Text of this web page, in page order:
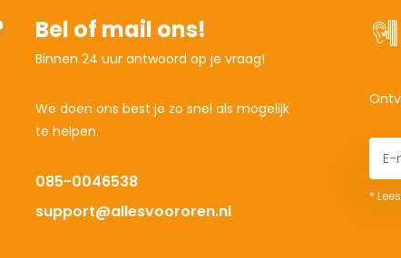
Bel of mail ons!
Binnen 24 uur antwoord op je vraag!
We doen ons best je zo snel als mogelijk
te helpen.
085-0046538
support@allesvoororen.nl
*